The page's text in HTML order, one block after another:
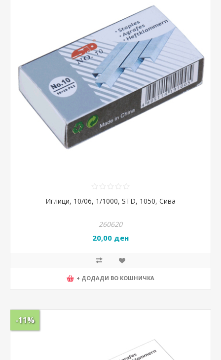
Иглици, 10/06, 1/1000, STD, 1050, Сива
260620
20,00 ден
+ ДОДАДИ ВО КОШНИЧКА
-11%